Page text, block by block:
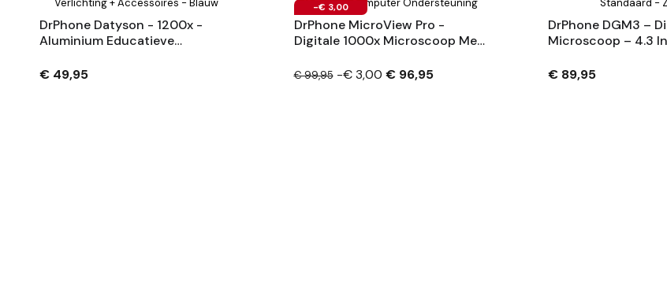
DrPhone Datyson - 1200x -
Aluminium Educatieve
Verlichting + Accessoires -
€ 49,95
-€ 3,00
DrPhone MicroView Pro -
Digitale 1000x Microscoop Met
Talen - Computer
€ 99,95 -€ 3,00 € 96,95
DrPhone DGM3 –
Microscoop – 4.3
Zwart
€ 89,95